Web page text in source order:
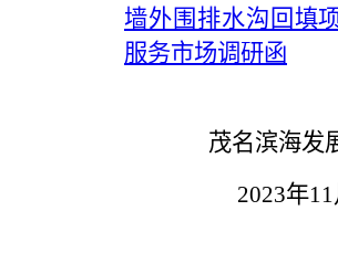
墙外围排水沟回填
服务市场调研函
茂名滨海发
2023年11